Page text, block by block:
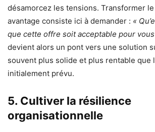
désamorcez les tensions. Transformer
avantage consiste ici à demander : «
que cette offre soit acceptable pour vous
devient alors un pont vers une solution
souvent plus solide et plus rentable que
initialement prévu.
5. Cultiver la résilience
organisationnelle